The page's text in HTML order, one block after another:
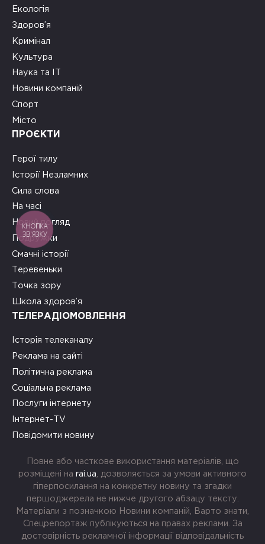
Екологія
Здоров’я
Кримінал
Культура
Наука та ІТ
Новини компаній
Спорт
Місто
ПРОЄКТИ
Герої тилу
Історії Незламних
Сила слова
На часі
Новий погляд
Подружки
Смачні історії
Теревеньки
Точка зору
Школа здоров’я
ТЕЛЕРАДІОМОВЛЕННЯ
Історія телеканалу
Реклама на сайті
Політична реклама
Соціальна реклама
Послуги інтернету
Інтернет-TV
Повідомити новину
Повне або часткове використання матеріалів, що
розміщені на rai.ua , дозволяється за умови активного
гіперпосилання на конкретну новину та згадки
першоджерела не нижче другого абзацу тексту.
Матеріали з позначкою Новини компаній, Варто знати,
Спецрепортаж публікуються на правах реклами. За
достовірність рекламної інформації відповідальність
КНОПКА
ЗВ'ЯЗКУ